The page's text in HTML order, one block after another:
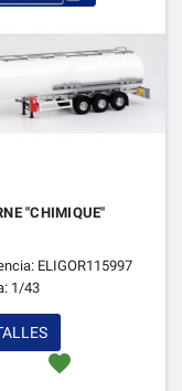
"CHIMIQUE"
ELIGOR115997
1/43
favorite